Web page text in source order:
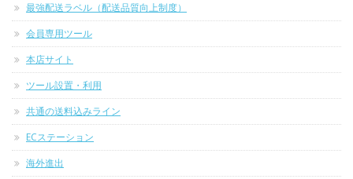
最強配送ラベル（配送品質向上制度）
会員専用ツール
本店サイト
ツール設置・利用
共通の送料込みライン
ECステーション
海外進出